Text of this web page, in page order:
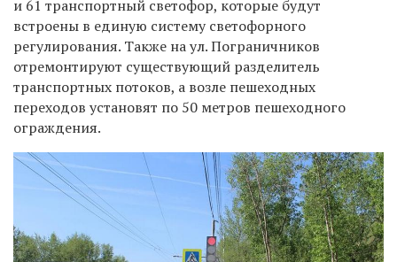
и 61 транспортный светофор, которые будут
встроены в единую систему светофорного
регулирования. Также на ул. Пограничников
отремонтируют существующий разделитель
транспортных потоков, а возле пешеходных
переходов установят по 50 метров пешеходного
ограждения.